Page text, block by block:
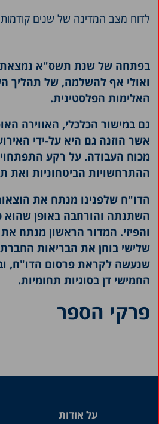
לדוח מצב המדינה של שנים
בפתחה של שנת תשס"א נמצאת
ואולי אף להשלמה, של
האלימות הפלסטינית.
מכוח העבודה. על רקע
ההתרחשויות הביטחוניות ואת
הדו"ח שלפנינו מנתח את
השתנתה והורחבה באופן שהוא
והפיזי. המדור הראשון מנתח
שלישי בוחן את הבריאות
שנעשה לקראת פרסום הדו"ח,
החמישי דן בסוגיות תחומיות.
פרקי הספר
על אודות